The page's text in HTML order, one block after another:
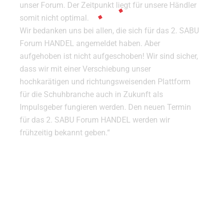
unser Forum. Der Zeitpunkt liegt für unsere Händler
somit nicht optimal.
Wir bedanken uns bei allen, die sich für das 2. SABU
Forum HANDEL angemeldet haben. Aber
aufgehoben ist nicht aufgeschoben! Wir sind sicher,
dass wir mit einer Verschiebung unser
hochkarätigen und richtungsweisenden Plattform
für die Schuhbranche auch in Zukunft als
Impulsgeber fungieren werden. Den neuen Termin
für das 2. SABU Forum HANDEL werden wir
frühzeitig bekannt geben.“